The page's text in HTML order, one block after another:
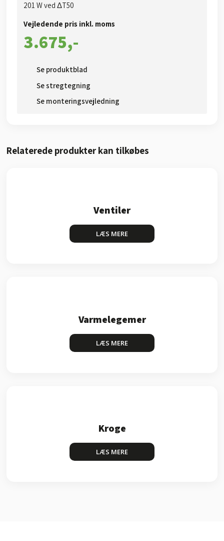
201 W ved ΔT50​
Vejledende pris inkl. moms​
3.675,-​
Se produktblad​
Se stregtegning
Se monteringsvejledning
Relaterede produkter kan tilkøbes​
Ventiler
LÆS MERE​
Varmelegemer
LÆS MERE​
Kroge
LÆS MERE​